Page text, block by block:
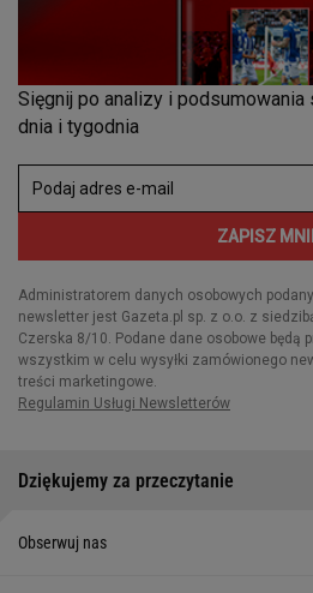
Dziękujemy za przeczytanie
Obserwuj nas